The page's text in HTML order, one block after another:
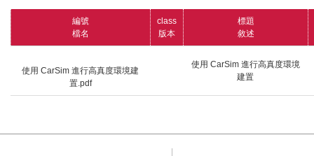
編號
檔名
class
版本
標題
敘述
使用 CarSim 進行高真度環境建
置.pdf
使用 CarSim 進行高真度環境
建置